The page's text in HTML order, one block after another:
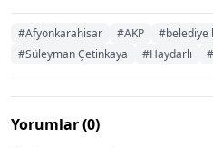
#Afyonkarahisar #AKP #belediye
#Süleyman Çetinkaya
#Haydarlı
Yorumlar (0)